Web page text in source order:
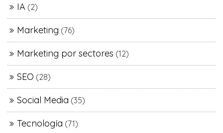
IA (2)
Marketing (76)
Marketing por sectores (12)
SEO (28)
Social Media (35)
Tecnología (71)